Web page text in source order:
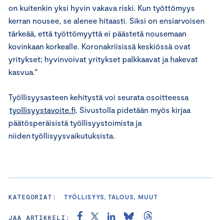
on kuitenkin yksi hyvin vakava riski. Kun työttömyys
kerran nousee, se alenee hitaasti. Siksi on ensiarvoisen
tärkeää, että työttömyyttä ei päästetä nousemaan
kovinkaan korkealle. Koronakriisissä keskiössä ovat
yritykset; hyvinvoivat yritykset palkkaavat ja hakevat
kasvua.”
Työllisyysasteen kehitystä voi seurata osoitteessa
tyollisyystavoite.fi. Sivustolla pidetään myös kirjaa
päätösperäisistä työllisyystoimista ja
niiden työllisyysvaikutuksista.
KATEGORIAT: TYÖLLISYYS, TALOUS, MUUT
JAA ARTIKKELI: